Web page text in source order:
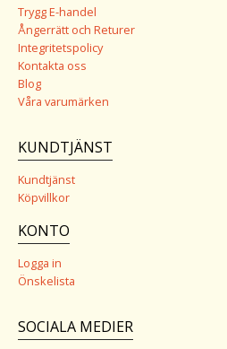
Trygg E-handel
Ångerrätt och Returer
Integritetspolicy
Kontakta oss
Blog
Våra varumärken
KUNDTJÄNST
Kundtjänst
Köpvillkor
KONTO
Logga in
Önskelista
SOCIALA MEDIER